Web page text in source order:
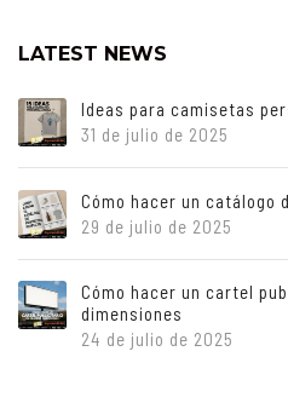
LATEST NEWS
Ideas para camisetas
31 de julio de 2025
Cómo hacer un catálogo
29 de julio de 2025
Cómo hacer un cartel
dimensiones
24 de julio de 2025